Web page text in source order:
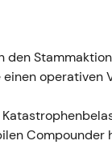
den
operativen
Compounder